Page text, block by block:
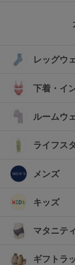
レッグウ
下着・イ
ルームウ
ライフス
メンズ
キッズ
マタニティ
ギフトラ